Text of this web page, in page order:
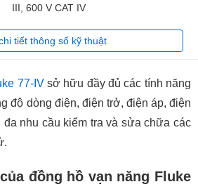
III, 600 V CAT IV
tiết thông số kỹ thuật
77-IVsở hữu đầy đủ các tính năng
độ dòng điện, điện trở, điện áp, điện
nhu cầu kiểm tra và sửa chữa các
đồng hồ vạn năng Fluke